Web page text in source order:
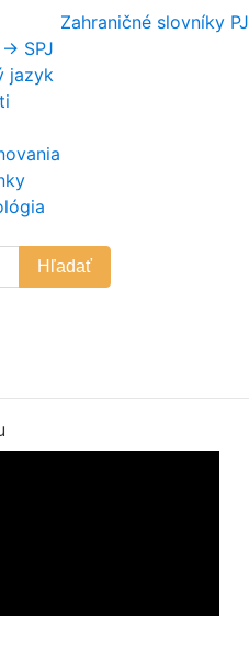
SPJ
jazyk
Zahraničné slovníky PJ
Hľadať